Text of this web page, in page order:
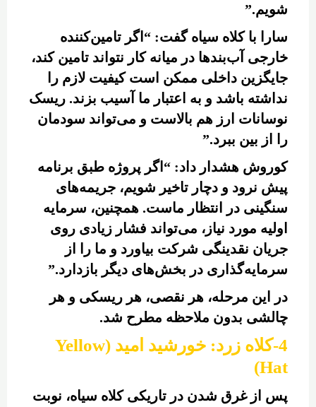
شویم.”
سارا با کلاه سیاه گفت: “اگر تامین‌کننده
خارجی آب‌بندها در میانه کار نتواند تامین کند،
جایگزین داخلی ممکن است کیفیت لازم را
نداشته باشد و به اعتبار ما آسیب بزند. ریسک
نوسانات ارز هم بالاست و می‌تواند سودمان
را از بین ببرد.”
کوروش هشدار داد: “اگر پروژه طبق برنامه
پیش نرود و دچار تاخیر شویم، جریمه‌های
سنگینی در انتظار ماست. همچنین، سرمایه
اولیه مورد نیاز، می‌تواند فشار زیادی روی
جریان نقدینگی شرکت بیاورد و ما را از
سرمایه‌گذاری در بخش‌های دیگر بازدارد.”
در این مرحله، هر نقصی، هر ریسکی و هر
چالشی بدون ملاحظه مطرح شد.
4-کلاه زرد: خورشید امید (Yellow
Hat)
پس از غرق شدن در تاریکی کلاه سیاه، نوبت